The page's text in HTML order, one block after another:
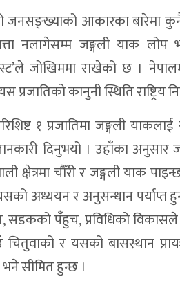
जनसङ्ख्याको आकारका बारेमा
नलागेसम्म जङ्गली याक लोप
जोखिममा राखेको छ ।
कानुनी स्थिति राष्ट्रिय
१ प्रजातिमा जङ्गली
दिनुभयो । उहाँका अनुसार
क्षेत्रमा चौँरी र जङ्गली याक
अध्ययन र अनुसन्धान पर्याप्त
सडकको पँहुच, प्रविधिको
र यसको बासस्थान
सीमित हुन्छ ।